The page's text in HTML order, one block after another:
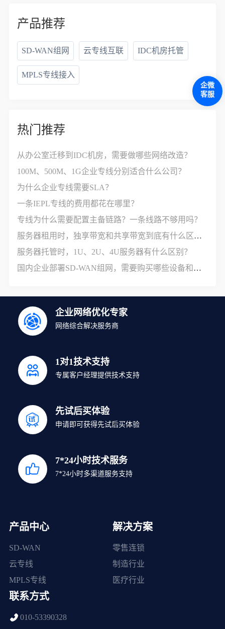
产品推荐
SD-WAN组网 云专线互联 IDC机房托管
MPLS专线接入
热门推荐
从办公室迁移到IDC机房，需要做哪些网络改造？
100M、500M、1G企业专线分别适合什么公司？
为什么企业专线需要SLA？
一条IEPL专线的费用都花在哪里？
专线为什么需要配置主备链路？一条线路不够用吗？
服务器租用时，独享带宽和共享带宽到底有什么区别？
服务器托管时，1U、2U、4U服务器有什么区别？
国内企业部署SD-WAN组网，需要购买哪些设备和服务？
企业网络优化专家
网络综合解决服务商
1对1技术支持
专属客户经理提供技术支持
先试后买体验
申请即可获得先试后买体验
7*24小时技术服务
7*24小时多渠道服务支持
产品中心
SD-WAN
云专线
MPLS专线
解决方案
零售连锁
制造行业
医疗行业
联系方式
010-53390328
企微
客服